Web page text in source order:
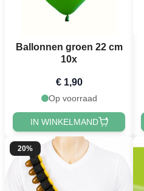
Ballonnen groen 22 cm
10x
€ 1,90
Op voorraad
IN WINKELMAND
20%